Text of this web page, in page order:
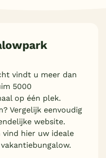
vindt u meer dan
5000
op één plek.
Vergelijk eenvoudig
website.
vind hier uw ideale